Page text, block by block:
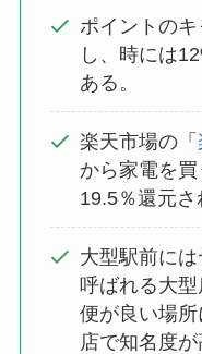
ポイントの
し、時には
ある。
楽天市場の「
から家電を
19.5％還元さ
大型駅前に
呼ばれる大
便が良い場
店で知名度が